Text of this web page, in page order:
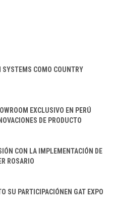
SYSTEMS COMO COUNTRY
EXCLUSIVO EN PERÚ
DE PRODUCTO
CON LA IMPLEMENTACIÓN DE
ROSARIO
SU PARTICIPACIÓNEN GAT EXPO